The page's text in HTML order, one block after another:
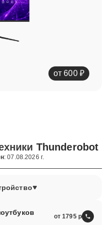
от 600 ₽
Thunderobot
: 07.08.2026 г.
от 1795